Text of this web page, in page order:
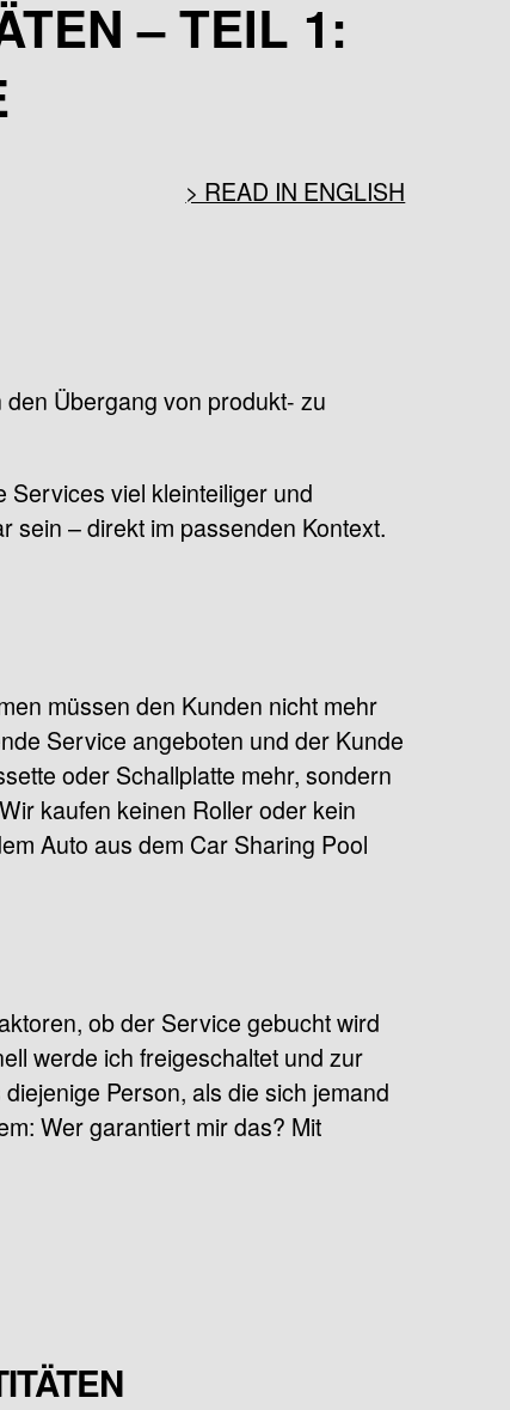
– TEIL 1:
> READ IN ENGLISH
Übergang von produkt- zu
viel kleinteiliger und
sein – direkt im passenden Kontext.
müssen den Kunden nicht mehr
Service angeboten und der Kunde
oder Schallplatte mehr, sondern
kaufen keinen Roller oder kein
Auto aus dem Car Sharing Pool
ob der Service gebucht wird
werde ich freigeschaltet und zur
Person, als die sich jemand
Wer garantiert mir das? Mit